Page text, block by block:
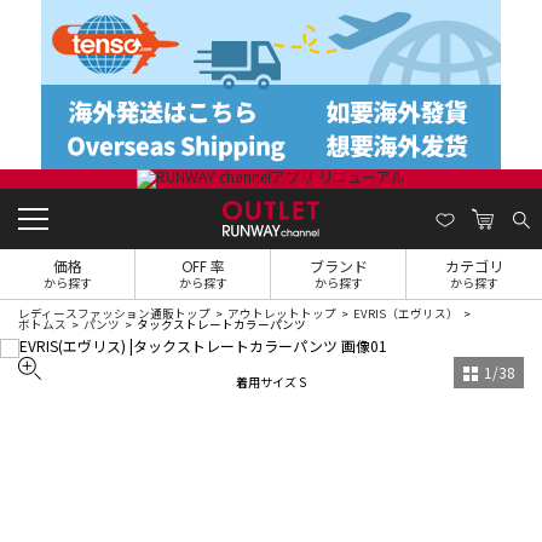
価格
から探す
OFF 率
から探す
ブランド
から探す
カテゴリ
から探す
レディースファッション通販トップ アウトレットトップ EVRIS（エヴリス）
ボトムス パンツ タックストレートカラーパンツ
着用サイズ S 1 /38